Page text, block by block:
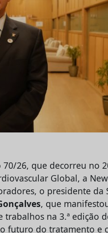
26, que decorreu no
Global, a
o presidente da
, que
trabalhos na 3.ª edição
futuro do tratamento e